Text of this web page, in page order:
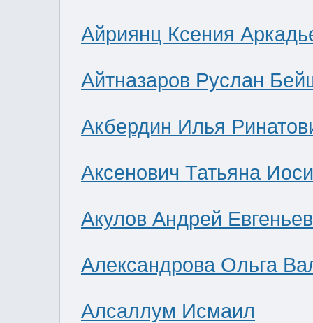
Айриянц Ксения
Айтназаров Руслан
Акбердин Илья
Аксенович Татьяна
Акулов Андрей
Александрова Ольга
Алсаллум Исмаил